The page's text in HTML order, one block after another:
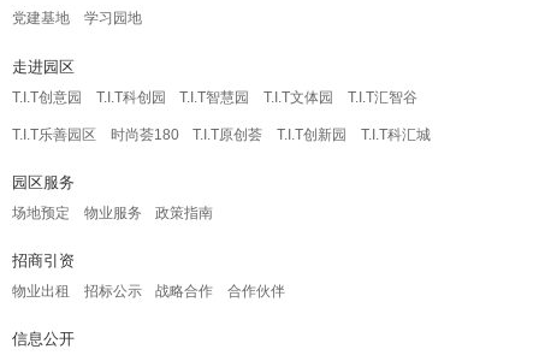
党建基地 学习园地
走进园区
T.I.T创意园 T.I.T科创园 T.I.T智慧园 T.I.T文体园 T.I.T汇智谷
T.I.T乐善园区 时尚荟180 T.I.T原创荟 T.I.T创新园 T.I.T科汇城
园区服务
场地预定 物业服务 政策指南
招商引资
物业出租 招标公示 战略合作 合作伙伴
信息公开